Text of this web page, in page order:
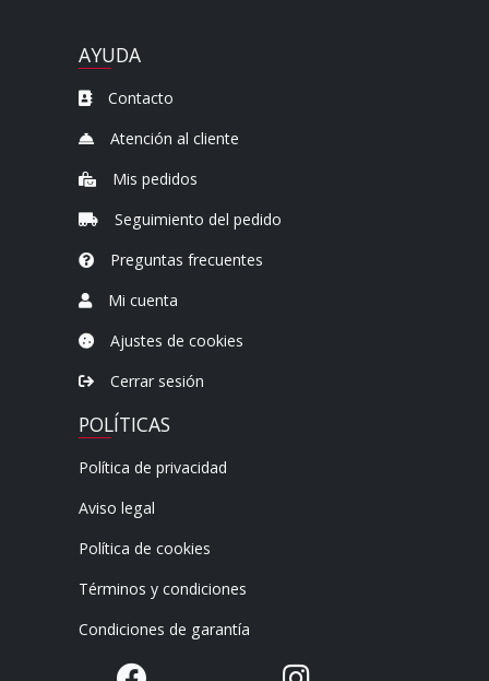
AYUDA
Contacto
Atención al cliente
Mis pedidos
Seguimiento del pedido
Preguntas frecuentes
Mi cuenta
Ajustes de cookies
Cerrar sesión
POLÍTICAS
Política de privacidad
Aviso legal
Política de cookies
Términos y condiciones
Condiciones de garantía